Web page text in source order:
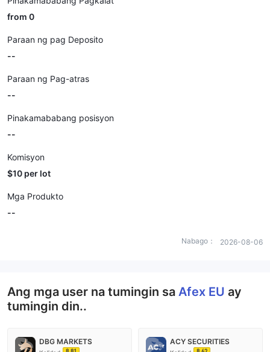
from 0
Paraan ng pag Deposito
--
Paraan ng Pag-atras
--
Pinakamababang posisyon
--
Komisyon
$10 per lot
Mga Produkto
--
Nabago： 2026-08-06
Ang mga user na tumingin sa Afex EU ay
tumingin din..
DBG MARKETS ACY SECURITIES